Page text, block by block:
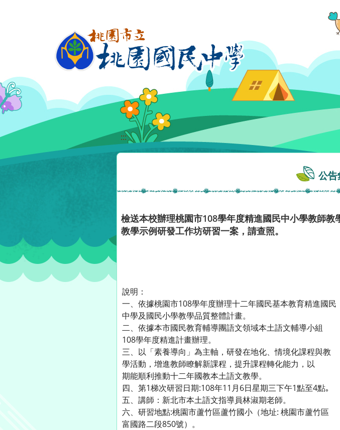
:::
公
檢送本校辦理桃園市108學年度精進國民中小學教師
教學示例研發工作坊研習一案，請查照。
說明：
一、依據桃園市108學年度辦理十二年國民基本教育精進國民
中學及國民小學教學品質整體計畫。
二、依據本市國民教育輔導團語文領域本土語文輔導小組
108學年度精進計畫辦理。
三、以「素養導向」為主軸，研發在地化、情境化課程與教
學活動，增進教師瞭解新課程，提升課程轉化能力，以
期能順利推動十二年國教本土語文教學。
四、第1梯次研習日期:108年11月6日星期三下午1點至4點｡
五、講師：新北市本土語文指導員林淑期老師。
六、研習地點:桃園市蘆竹區蘆竹國小（地址: 桃園市蘆竹區
富國路二段850號）。